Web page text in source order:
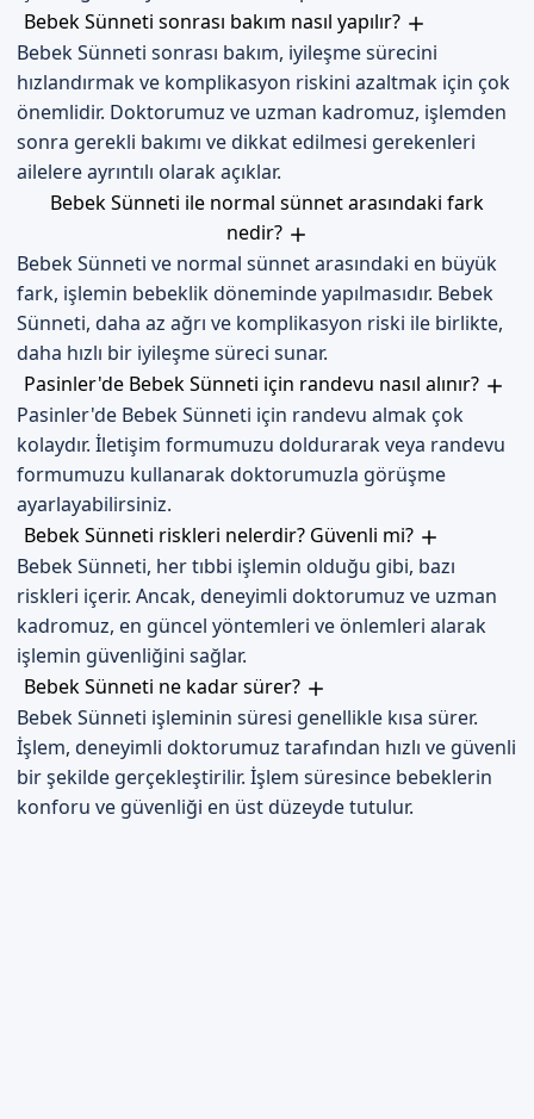
Bebek Sünneti sonrası bakım nasıl yapılır?
Bebek Sünneti sonrası bakım, iyileşme sürecini
hızlandırmak ve komplikasyon riskini azaltmak için çok
önemlidir. Doktorumuz ve uzman kadromuz, işlemden
sonra gerekli bakımı ve dikkat edilmesi gerekenleri
ailelere ayrıntılı olarak açıklar.
Bebek Sünneti ile normal sünnet arasındaki fark
nedir?
Bebek Sünneti ve normal sünnet arasındaki en büyük
fark, işlemin bebeklik döneminde yapılmasıdır. Bebek
Sünneti, daha az ağrı ve komplikasyon riski ile birlikte,
daha hızlı bir iyileşme süreci sunar.
Pasinler'de Bebek Sünneti için randevu nasıl alınır?
Pasinler'de Bebek Sünneti için randevu almak çok
kolaydır. İletişim formumuzu doldurarak veya randevu
formumuzu kullanarak doktorumuzla görüşme
ayarlayabilirsiniz.
Bebek Sünneti riskleri nelerdir? Güvenli mi?
Bebek Sünneti, her tıbbi işlemin olduğu gibi, bazı
riskleri içerir. Ancak, deneyimli doktorumuz ve uzman
kadromuz, en güncel yöntemleri ve önlemleri alarak
işlemin güvenliğini sağlar.
Bebek Sünneti ne kadar sürer?
Bebek Sünneti işleminin süresi genellikle kısa sürer.
İşlem, deneyimli doktorumuz tarafından hızlı ve güvenli
bir şekilde gerçekleştirilir. İşlem süresince bebeklerin
konforu ve güvenliği en üst düzeyde tutulur.